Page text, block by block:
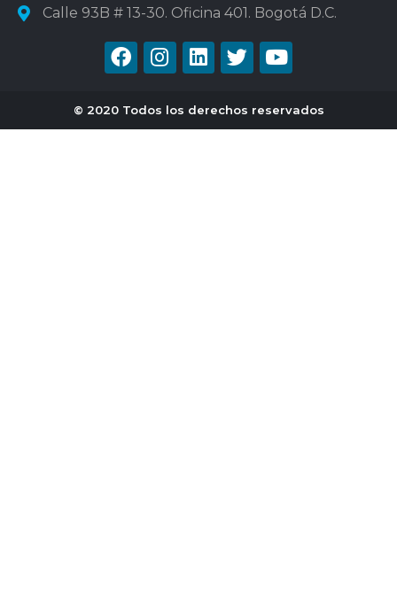
Calle 93B # 13-30. Oficina 401. Bogotá D.C.
© 2020 Todos los derechos reservados